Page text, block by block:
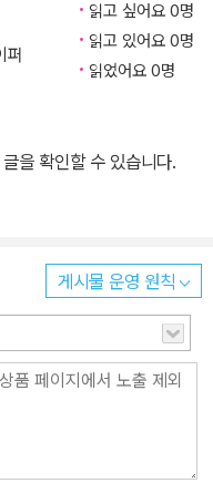
퍼
읽고 싶어요 0명
읽고 있어요 0명
읽었어요 0명
을 확인할 수 있습니다.
게시물 운영 원칙